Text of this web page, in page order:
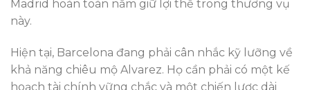
Madrid hoàn toàn nắm giữ lợi thế trong thương vụ
này.
Hiện tại, Barcelona đang phải cân nhắc kỹ lưỡng về
khả năng chiêu mộ Alvarez. Họ cần phải có một kế
hoạch tài chính vững chắc và một chiến lược dài